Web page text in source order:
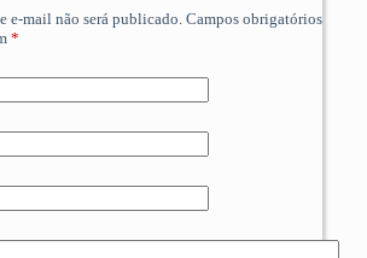
e-mail não será publicado. Campos obrigatórios
*